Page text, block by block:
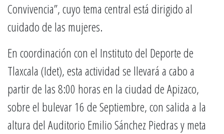
Convivencia”, cuyo tema central está dirigido al
cuidado de las mujeres.
En coordinación con el Instituto del Deporte de
Tlaxcala (Idet), esta actividad se llevará a cabo a
partir de las 8:00 horas en la ciudad de Apizaco,
sobre el bulevar 16 de Septiembre, con salida a la
altura del Auditorio Emilio Sánchez Piedras y meta